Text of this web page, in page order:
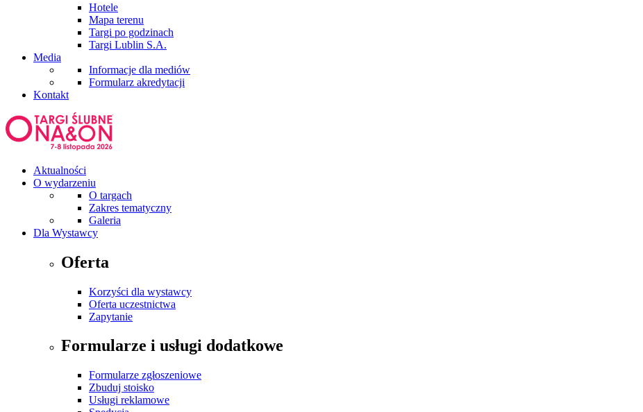
Hotele
Mapa terenu
Targi po godzinach
Targi Lublin S.A.
Media
Informacje dla mediów
Formularz akredytacji
Kontakt
Aktualności
O wydarzeniu
O targach
Zakres tematyczny
Galeria
Dla Wystawcy
Oferta
Korzyści dla wystawcy
Oferta uczestnictwa
Zapytanie
Formularze i usługi dodatkowe
Formularze zgłoszeniowe
Zbuduj stoisko
Usługi reklamowe